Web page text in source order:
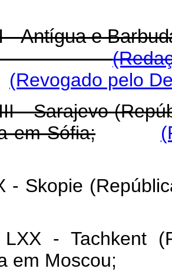
- Antígua e
(Revogado pelo
- Sarajevo
em Sófia;
- Skopie
LXX - Tachkent
em Moscou;